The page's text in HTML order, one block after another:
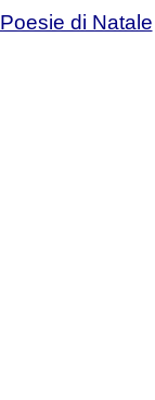
Poesie di Natale